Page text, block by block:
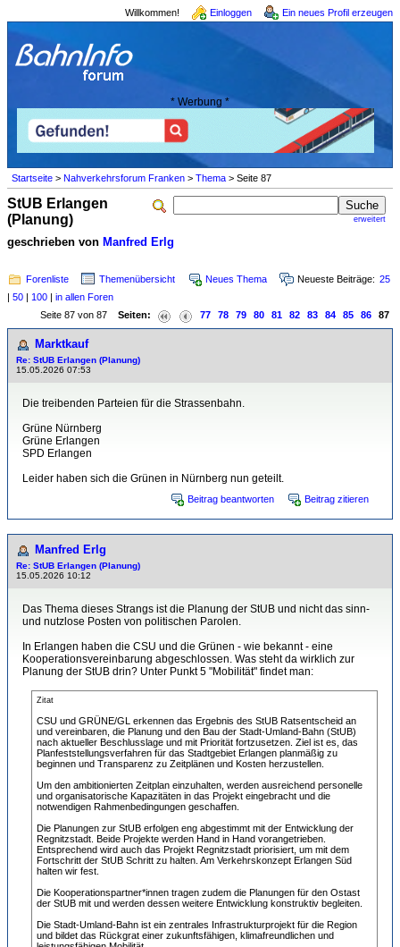
Willkommen! Einloggen Ein neues Profil erzeugen
* Werbung *
Startseite > Nahverkehrsforum Franken > Thema > Seite 87
erweitert
StUB Erlangen
(Planung)
geschrieben von Manfred Erlg
Forenliste Themenübersicht Neues Thema Neueste Beiträge: 25
| 50 | 100 | in allen Foren
Seite 87 von 87 Seiten: 77 78 79 80 81 82 83 84 85 86 87
Marktkauf
Re: StUB Erlangen (Planung)
15.05.2026 07:53
Die treibenden Parteien für die Strassenbahn.
Grüne Nürnberg
Grüne Erlangen
SPD Erlangen
Leider haben sich die Grünen in Nürnberg nun geteilt.
Beitrag beantworten Beitrag zitieren
Manfred Erlg
Re: StUB Erlangen (Planung)
15.05.2026 10:12
Das Thema dieses Strangs ist die Planung der StUB und nicht das sinn-
und nutzlose Posten von politischen Parolen.
In Erlangen haben die CSU und die Grünen - wie bekannt - eine
Kooperationsvereinbarung abgeschlossen. Was steht da wirklich zur
Planung der StUB drin? Unter Punkt 5 "Mobilität" findet man:
Zitat
CSU und GRÜNE/GL erkennen das Ergebnis des StUB Ratsentscheid an
und vereinbaren, die Planung und den Bau der Stadt-Umland-Bahn (StUB)
nach aktueller Beschlusslage und mit Priorität fortzusetzen. Ziel ist es, das
Planfeststellungsverfahren für das Stadtgebiet Erlangen planmäßig zu
beginnen und Transparenz zu Zeitplänen und Kosten herzustellen.
Um den ambitionierten Zeitplan einzuhalten, werden ausreichend personelle
und organisatorische Kapazitäten in das Projekt eingebracht und die
notwendigen Rahmenbedingungen geschaffen.
Die Planungen zur StUB erfolgen eng abgestimmt mit der Entwicklung der
Regnitzstadt. Beide Projekte werden Hand in Hand vorangetrieben.
Entsprechend wird auch das Projekt Regnitzstadt priorisiert, um mit dem
Fortschritt der StUB Schritt zu halten. Am Verkehrskonzept Erlangen Süd
halten wir fest.
Die Kooperationspartner*innen tragen zudem die Planungen für den Ostast
der StUB mit und werden dessen weitere Entwicklung konstruktiv begleiten.
Die Stadt-Umland-Bahn ist ein zentrales Infrastrukturprojekt für die Region
und bildet das Rückgrat einer zukunftsfähigen, klimafreundlichen und